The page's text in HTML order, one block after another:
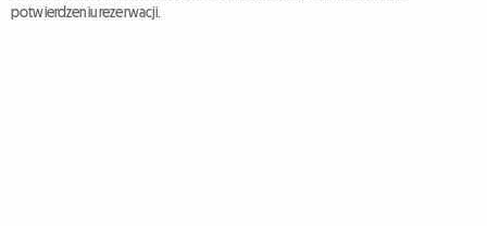
potwierdzeniu rezerwacji.